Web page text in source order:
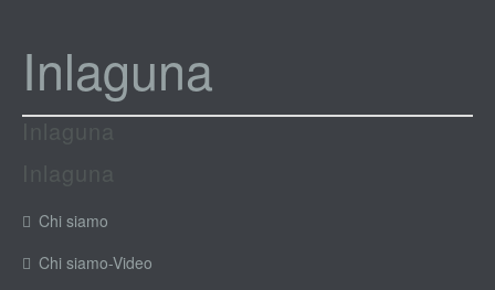
Inlaguna
Chi siamo
Chi siamo-Video